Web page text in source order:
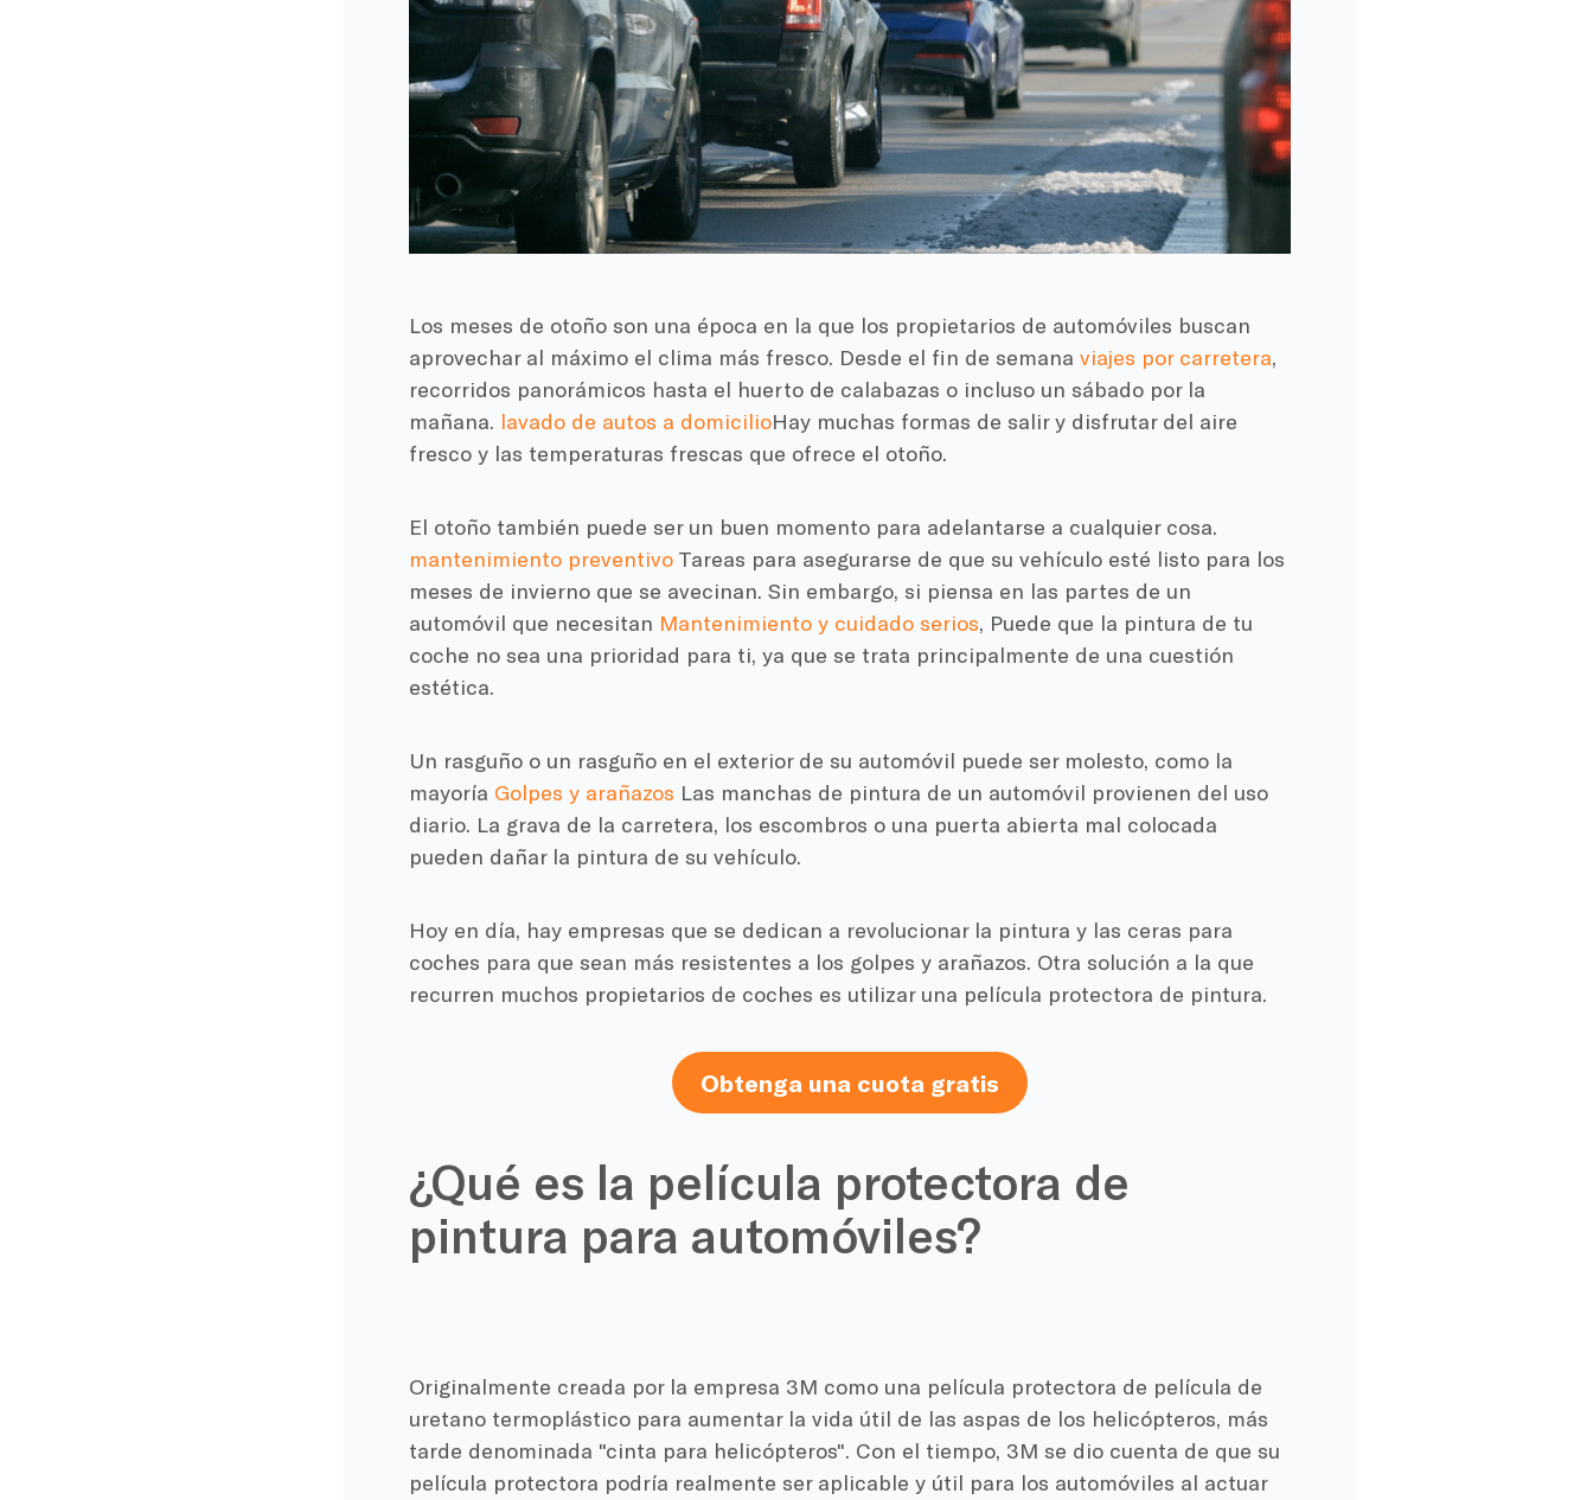
Los meses de otoño son una época en la que los propietarios de automóviles buscan
aprovechar al máximo el clima más fresco. Desde el fin de semana viajes por carretera,
recorridos panorámicos hasta el huerto de calabazas o incluso un sábado por la
mañana. lavado de autos a domicilioHay muchas formas de salir y disfrutar del aire
fresco y las temperaturas frescas que ofrece el otoño.
El otoño también puede ser un buen momento para adelantarse a cualquier cosa.
mantenimiento preventivoTareas para asegurarse de que su vehículo esté listo para los
meses de invierno que se avecinan. Sin embargo, si piensa en las partes de un
automóvil que necesitan Mantenimiento y cuidado serios, Puede que la pintura de tu
coche no sea una prioridad para ti, ya que se trata principalmente de una cuestión
estética.
Un rasguño o un rasguño en el exterior de su automóvil puede ser molesto, como la
mayoría Golpes y arañazos Las manchas de pintura de un automóvil provienen del uso
diario. La grava de la carretera, los escombros o una puerta abierta mal colocada
pueden dañar la pintura de su vehículo.
Hoy en día, hay empresas que se dedican a revolucionar la pintura y las ceras para
coches para que sean más resistentes a los golpes y arañazos. Otra solución a la que
recurren muchos propietarios de coches es utilizar una película protectora de pintura.
Obtenga una cuota gratis
¿Qué es la película protectora de
pintura para automóviles?
Originalmente creada por la empresa 3M como una película protectora de película de
uretano termoplástico para aumentar la vida útil de las aspas de los helicópteros, más
tarde denominada "cinta para helicópteros". Con el tiempo, 3M se dio cuenta de que su
película protectora podría realmente ser aplicable y útil para los automóviles al actuar